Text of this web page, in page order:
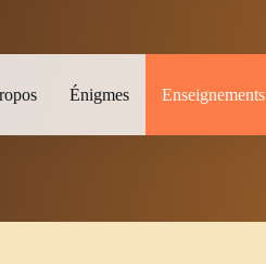
Énigmes Enseignements